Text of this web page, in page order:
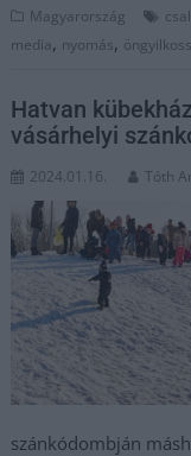
Magyarország
media, nyomás,
Hatvan
vásárhelyi
2024.01.16. Tóth
szánkódombján